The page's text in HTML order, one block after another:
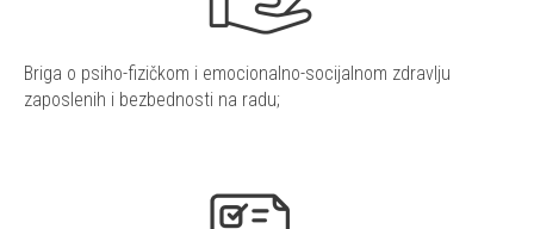
Briga o psiho-fizičkom i emocionalno-socijalnom zdravlju
zaposlenih i bezbednosti na radu;